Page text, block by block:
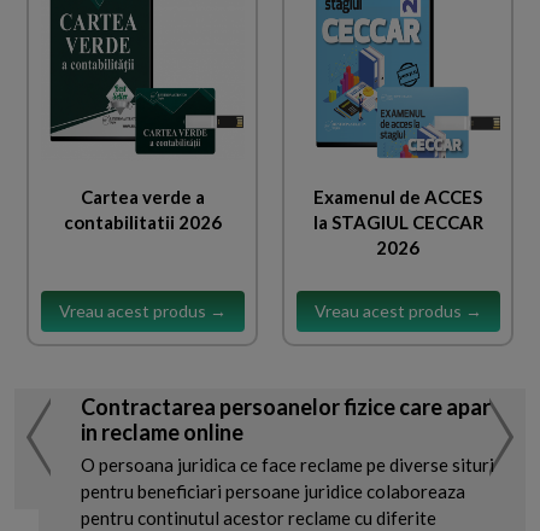
Cartea verde a
contabilitatii 2026
Vreau acest produs →
Examenul de ACCES
la STAGIUL CECCAR
2026
Vreau acest produs →
Contractarea persoanelor fizice care apar
in reclame online
O persoana juridica ce face reclame pe diverse situri
pentru beneficiari persoane juridice colaboreaza
pentru continutul acestor reclame cu diferite